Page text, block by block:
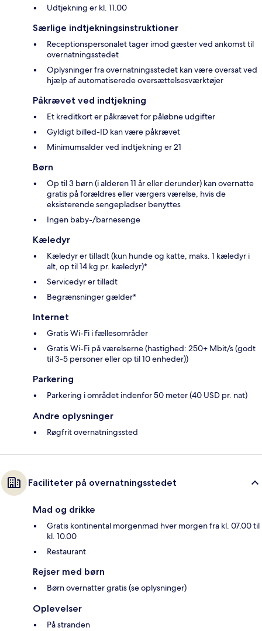
Udtjekning er kl. 11.00
Særlige indtjekningsinstruktioner
Receptionspersonalet tager imod gæster ved ankomst til
overnatningsstedet
Oplysninger fra overnatningsstedet kan være oversat ved
hjælp af automatiserede oversættelsesværktøjer
Påkrævet ved indtjekning
Et kreditkort er påkrævet for påløbne udgifter
Gyldigt billed-ID kan være påkrævet
Minimumsalder ved indtjekning er 21
Børn
Op til 3 børn (i alderen 11 år eller derunder) kan overnatte
gratis på forældres eller værgers værelse, hvis de
eksisterende sengepladser benyttes
Ingen baby-/barnesenge
Kæledyr
Kæledyr er tilladt (kun hunde og katte, maks. 1 kæledyr i
alt, op til 14 kg pr. kæledyr)*
Servicedyr er tilladt
Begrænsninger gælder*
Internet
Gratis Wi-Fi i fællesområder
Gratis Wi-Fi på værelserne (hastighed: 250+ Mbit/s (godt
til 3-5 personer eller op til 10 enheder))
Parkering
Parkering i området indenfor 50 meter (40 USD pr. nat)
Andre oplysninger
Røgfrit overnatningssted
Faciliteter på overnatningsstedet
Mad og drikke
Gratis kontinental morgenmad hver morgen fra kl. 07.00 til
kl. 10.00
Restaurant
Rejser med børn
Børn overnatter gratis (se oplysninger)
Oplevelser
På stranden